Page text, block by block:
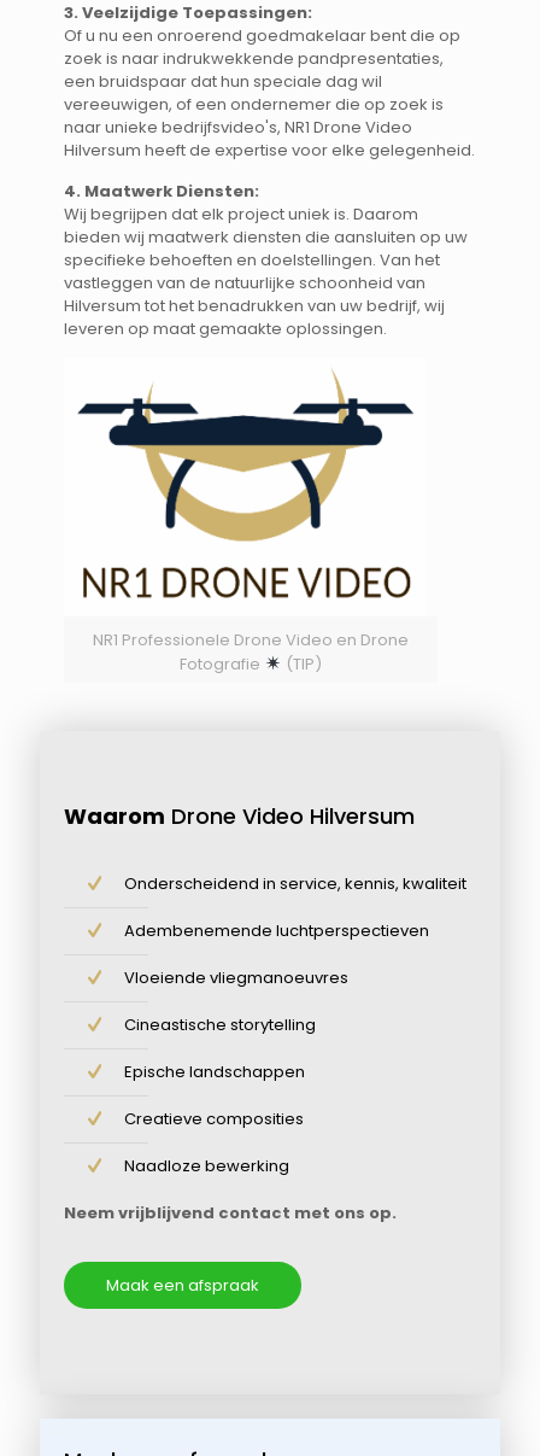
3. Veelzijdige Toepassingen:
Of u nu een onroerend goedmakelaar bent die op
zoek is naar indrukwekkende pandpresentaties,
een bruidspaar dat hun speciale dag wil
vereeuwigen, of een ondernemer die op zoek is
naar unieke bedrijfsvideo's, NR1 Drone Video
Hilversum heeft de expertise voor elke gelegenheid.
4. Maatwerk Diensten:
Wij begrijpen dat elk project uniek is. Daarom
bieden wij maatwerk diensten die aansluiten op uw
specifieke behoeften en doelstellingen. Van het
vastleggen van de natuurlijke schoonheid van
Hilversum tot het benadrukken van uw bedrijf, wij
leveren op maat gemaakte oplossingen.
NR1 Professionele Drone Video en Drone
Fotografie
(TIP)
Waarom Drone Video Hilversum
Onderscheidend in service, kennis, kwaliteit
Adembenemende luchtperspectieven
Vloeiende vliegmanoeuvres
Cineastische storytelling
Epische landschappen
Creatieve composities
Naadloze bewerking
Neem vrijblijvend contact met ons op.
Maak een afspraak